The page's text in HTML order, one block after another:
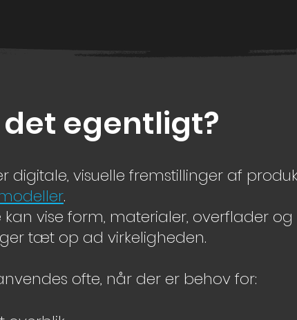
egentligt?
digitale, visuelle fremstillinger af
.
kan vise form, materialer, overflader
tæt op ad virkeligheden.
ofte, når der er behov for: